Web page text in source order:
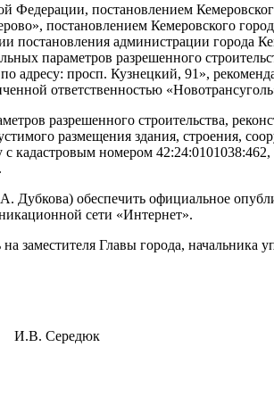
Федерации, постановлением
постановлением Кемеровского
постановления администрации
параметров разрешенного
адресу: просп. Кузнецкий, 91»,
ответственностью
разрешенного строительства,
размещения здания, строения,
кадастровым номером
Дубкова) обеспечить официальное
сети «Интернет».
заместителя Главы города,